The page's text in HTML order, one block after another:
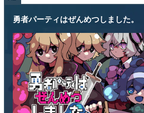
勇者パーティはぜんめつしました。